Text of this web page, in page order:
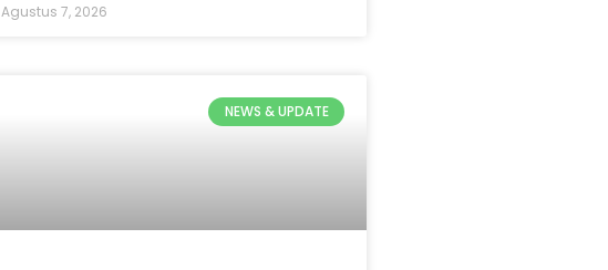
Agustus 7, 2026
NEWS & UPDATE